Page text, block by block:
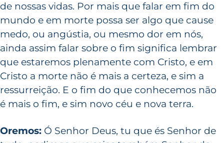
de nossas vidas. Por mais que falar em fim do
mundo e em morte possa ser algo que cause
medo, ou angústia, ou mesmo dor em nós,
ainda assim falar sobre o fim significa lembrar
que estaremos plenamente com Cristo, e em
Cristo a morte não é mais a certeza, e sim a
ressurreição. E o fim do que conhecemos não
é mais o fim, e sim novo céu e nova terra.
Oremos: Ó Senhor Deus, tu que és Senhor de